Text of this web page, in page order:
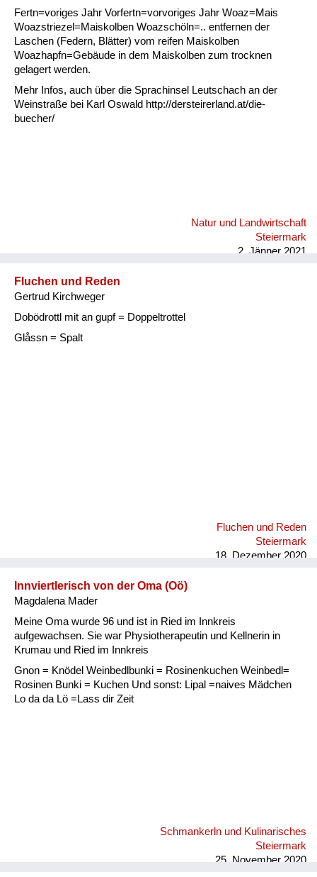
Fertn=voriges Jahr Vorfertn=vorvoriges Jahr Woaz=Mais
Woazstriezel=Maiskolben Woazschöln=.. entfernen der
Laschen (Federn, Blätter) vom reifen Maiskolben
Woazhapfn=Gebäude in dem Maiskolben zum trocknen
gelagert werden.
Mehr Infos, auch über die Sprachinsel Leutschach an der
Weinstraße bei Karl Oswald http://dersteirerland.at/die-
buecher/
Natur und Landwirtschaft
Steiermark
2. Jänner 2021
Fluchen und Reden
Gertrud Kirchweger
Dobödrottl mit an gupf = Doppeltrottel
Glåssn = Spalt
Fluchen und Reden
Steiermark
18. Dezember 2020
Innviertlerisch von der Oma (Oö)
Magdalena Mader
Meine Oma wurde 96 und ist in Ried im Innkreis
aufgewachsen. Sie war Physiotherapeutin und Kellnerin in
Krumau und Ried im Innkreis
Gnon = Knödel Weinbedlbunki = Rosinenkuchen Weinbedl=
Rosinen Bunki = Kuchen Und sonst: Lipal =naives Mädchen
Lo da da Lö =Lass dir Zeit
Schmankerln und Kulinarisches
Steiermark
25. November 2020